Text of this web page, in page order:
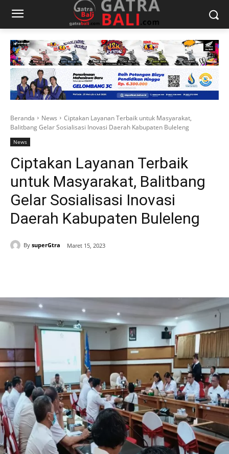
Beranda News
Ciptakan Layanan Terbaik untuk Masyarakat,
Balitbang Gelar Sosialisasi Inovasi Daerah Kabupaten Buleleng
News
Ciptakan Layanan Terbaik
untuk Masyarakat, Balitbang
Gelar Sosialisasi Inovasi
Daerah Kabupaten Buleleng
By superGtra Maret 15, 2023